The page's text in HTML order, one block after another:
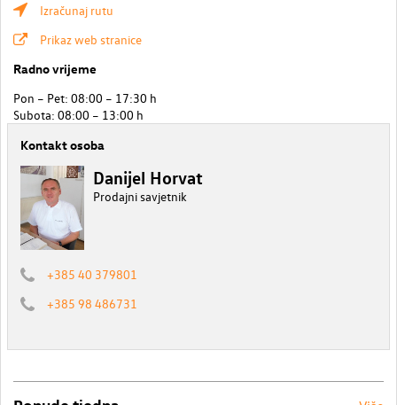
Izračunaj rutu
Prikaz web stranice
Radno vrijeme
Pon – Pet: 08:00 – 17:30 h
Subota: 08:00 – 13:00 h
Kontakt osoba
Danijel Horvat
Prodajni savjetnik
+385 40 379801
+385 98 486731